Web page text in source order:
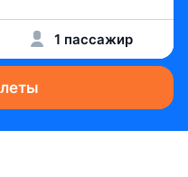
1 пассажир